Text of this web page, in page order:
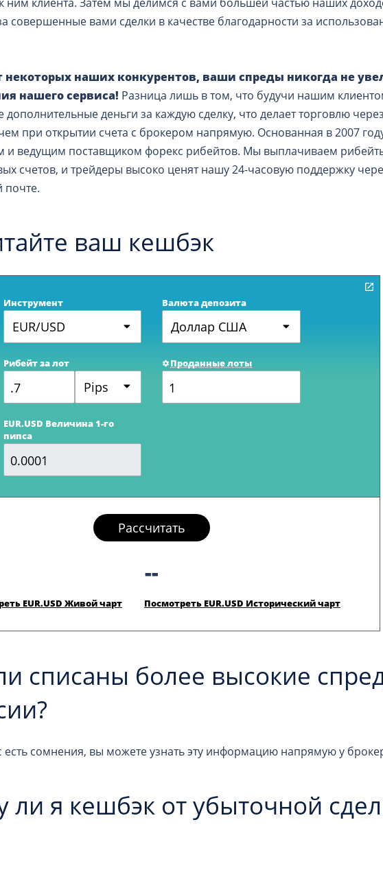
совершенные вами сделки в качестве благодарности за
некоторых наших конкурентов, ваши спреды никогда не
нашего сервиса! Разница лишь в том, что будучи нашим
дополнительные деньги за каждую сделку, что делает торговлю
при открытии счета с брокером напрямую. Основанная в 2007
и ведущим поставщиком форекс рибейтов. Мы выплачиваем
счетов, и трейдеры высоко ценят нашу 24-часовую поддержку
почте.
ваш кешбэк
Инструмент
EUR/USD
Валюта депозита
Доллар США
Рибейт за лот
Pips
Проданные лоты
EUR.USD Величина 1-го
пипса
Рассчитать
--
EUR.USD Живой чарт Посмотреть EUR.USD Исторический чарт
списаны более высокие
есть сомнения, вы можете узнать эту информацию напрямую у
ли я кешбэк от убыточной